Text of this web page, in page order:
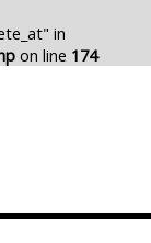
in
on line 174